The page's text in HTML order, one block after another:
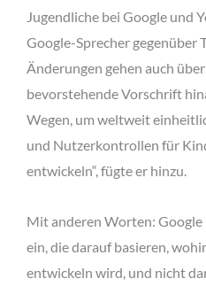
Jugendliche bei Google und
Google-Sprecher gegenüber
Änderungen gehen auch
bevorstehende Vorschrift
Wegen, um weltweit
und Nutzerkontrollen für
entwickeln“, fügte er hinzu.
Mit anderen Worten:
ein, die darauf basieren,
entwickeln wird, und nicht